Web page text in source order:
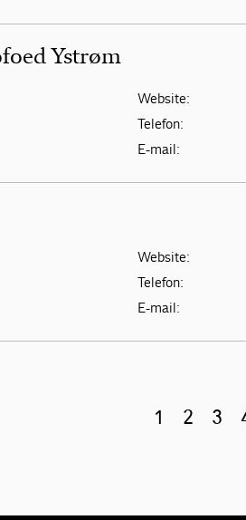
Ystrøm
Website:
Telefon:
E-mail:
Website:
Telefon:
E-mail:
1 2 3